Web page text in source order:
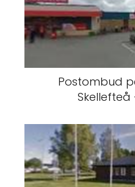
Postombud
Skellefteå